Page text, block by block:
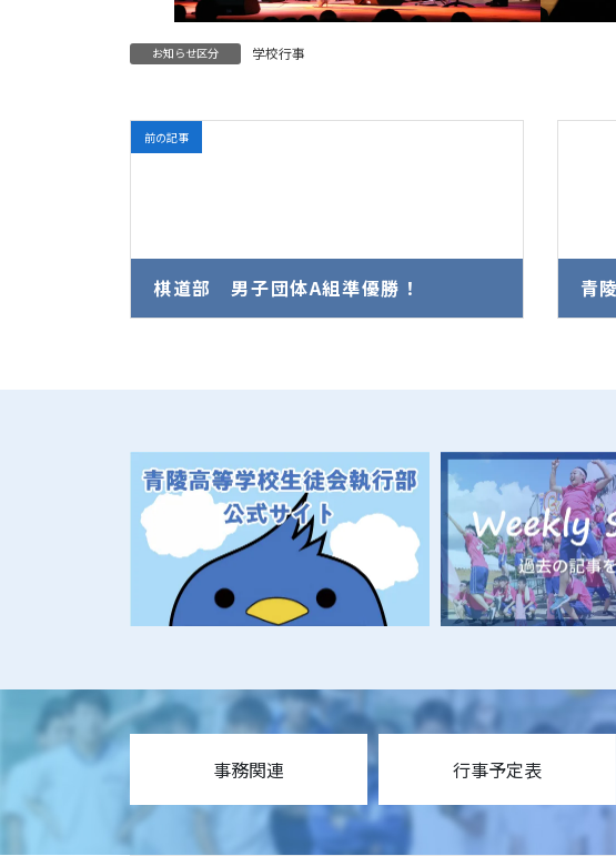
お知らせ区分 学校行事
前の記事
棋道部 男子団体A組準優勝！ 青
事務関連 行事予定表